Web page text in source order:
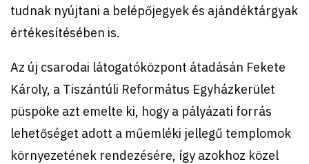
tudnak nyújtani a belépőjegyek és ajándéktárgyak
értékesítésében is.
Az új csarodai látogatóközpont átadásán Fekete
Károly, a Tiszántúli Református Egyházkerület
püspöke azt emelte ki, hogy a pályázati forrás
lehetőséget adott a műemléki jellegű templomok
környezetének rendezésére, így azokhoz közel